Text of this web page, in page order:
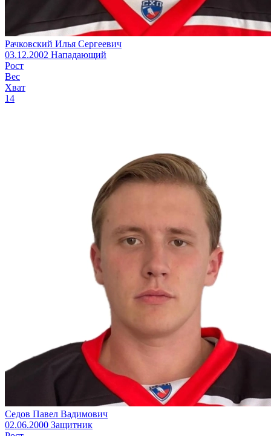
Рачковский Илья Сергеевич
03.12.2002 Нападающий
Рост
Вес
Хват
14
Седов Павел Вадимович
02.06.2000 Защитник